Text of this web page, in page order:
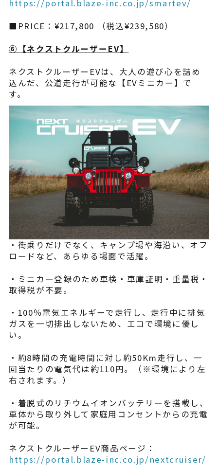
https://portal.blaze-inc.co.jp/smartev/
■PRICE：¥217,800 （税込¥239,580）
⑥【ネクストクルーザーEV】
ネクストクルーザーEVは、大人の遊び心を詰め
込んだ、公道走行が可能な【EVミニカー】で
す。
・街乗りだけでなく、キャンプ場や海沿い、オフ
ロードなど、あらゆる場面で活躍。
・ミニカー登録のため車検・車庫証明・重量税・
取得税が不要。
・100％電気エネルギーで走行し、走行中に排気
ガスを一切排出しないため、エコで環境に優し
い。
・約8時間の充電時間に対し約50Km走行し、一
回当たりの電気代は約110円。（※環境により左
右されます。）
・着脱式のリチウムイオンバッテリーを搭載し、
車体から取り外して家庭用コンセントからの充電
が可能。​
ネクストクルーザーEV商品ページ：
https://portal.blaze-inc.co.jp/nextcruiser/